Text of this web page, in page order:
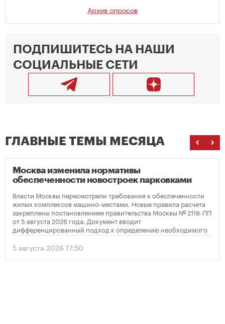
Архив опросов
ПОДПИШИТЕСЬ НА НАШИ
СОЦИАЛЬНЫЕ СЕТИ
ГЛАВНЫЕ ТЕМЫ МЕСЯЦА
Москва изменила нормативы
обеспеченности новостроек парковками
Власти Москвы пересмотрели требования к обеспеченности
жилых комплексов машино-местами. Новые правила расчета
закреплены постановлением правительства Москвы № 2118-ПП
от 5 августа 2026 года. Документ вводит
дифференцированный подход к определению необходимого
количества парковок в зависимости от площади квартир и
устанавливает переходный период для уже согласованных
проектов.
5 августа 2026 17:50